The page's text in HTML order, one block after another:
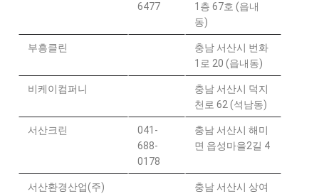
6477
1층 67호 (읍내
동)
부흥클린
충남 서산시 번화
1로 20 (읍내동)
비케이컴퍼니
충남 서산시 덕지
천로 62 (석남동)
서산크린
041-
688-
0178
충남 서산시 해미
면 읍성마을2길 4
서산환경산업(주)
충남 서산시 상여